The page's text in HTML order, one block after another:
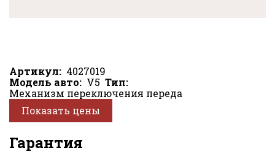
Артикул
4027019
Модель авто
V5 Тип
Механизм переключения переда
Показать цены
Гарантия